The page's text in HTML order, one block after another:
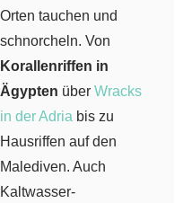
Orten tauchen und
schnorcheln. Von
Korallenriffen in
Ägypten über Wracks
in der Adria bis zu
Hausriffen auf den
Malediven. Auch
Kaltwasser-